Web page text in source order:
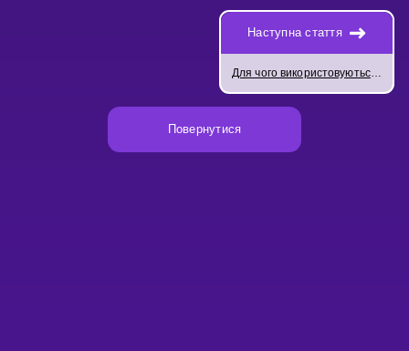
Наступна стаття
Для чого використовуються інтегральні криві та поля напрямків?
Повернутися